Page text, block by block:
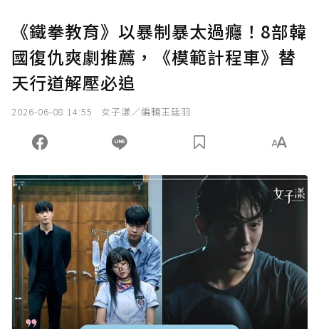
《鐵拳教育》以暴制暴太過癮！8部韓
國復仇爽劇推薦，《模範計程車》替
天行道解壓必追
2026-06-08 14:55 女子漾／編輯王廷羽